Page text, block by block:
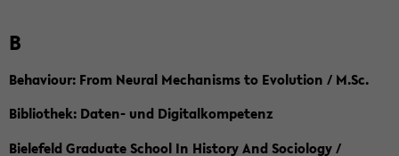
B
Behaviour: From Neural Mechanisms to Evolution / M.Sc.
Bibliothek: Daten- und Digitalkompetenz
Bielefeld Graduate School In History And Sociology /